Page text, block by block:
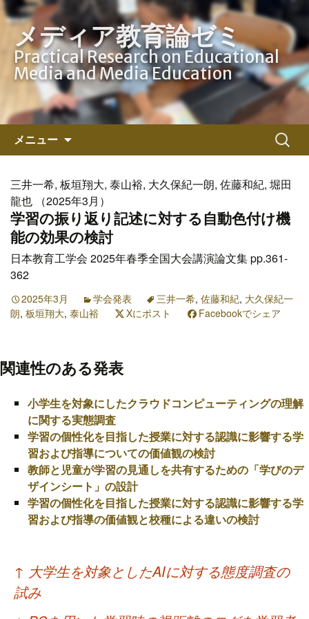
メディア教育論ゼミ
Practical Research on Educational
Media and Media Education
メニュー
ン
ツ
へ
ス
キ
ッ
検
索:
三井一希, 板垣翔大, 泰山裕, 大久保紀一朗, 佐藤和紀, 堀田
龍也 （2025年3月）
学習の振り返り記述に対する自動色付け機
能の効果の検討
日本教育工学会 2025年春季全国大会講演論文集 pp.361-
362
2025年3月 学会発表 三井一希, 佐藤和紀, 大久保紀一
朗, 板垣翔大, 泰山裕 Xにポスト Facebookでシェア
関連性のある発表
小学生を対象にしたクラウドコンピューティングの理解
に関する実態調査
学習の個性化を目指した授業に対する認識に影響する学
習および指導についての価値観の検討
教師と児童が学習の見通しを共有するための「学びのデ
ザインシート」の設計
学習の個性化を目指した授業に対する認識に影響する学
習および指導の価値観と校種による違いの検討
投
稿
↑ 大学生を対象としたAIに対する態度調査の
試み